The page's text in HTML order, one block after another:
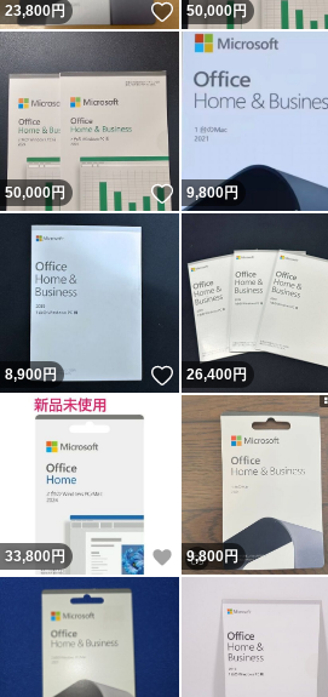
23,800円 いいね！
50,000円
50,000円 いいね！
9,800円
8,900円 いいね！
26,400円
33,800 円 いいね！
9,800円